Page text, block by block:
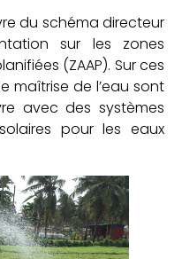
du schéma directeur
sur les zones
(ZAAP). Sur ces
maîtrise de l’eau sont
avec des systèmes
pour les eaux